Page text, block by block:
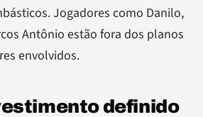
Jogadores como Danilo,
Antônio estão fora dos planos
envolvidos.
definido